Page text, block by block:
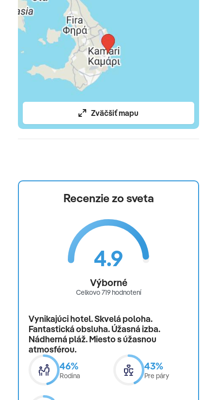
Oficiálne hodnotenie
*****
Zväčšiť mapu
Recenzie zo sveta
4.9
Výborné
Celkovo 719 hodnotení
Vynikajúci hotel. Skvelá poloha.
Fantastická obsluha. Úžasná izba.
Nádherná pláž. Miesto s úžasnou
atmosférou.
46%
Rodina
43%
Pre páry